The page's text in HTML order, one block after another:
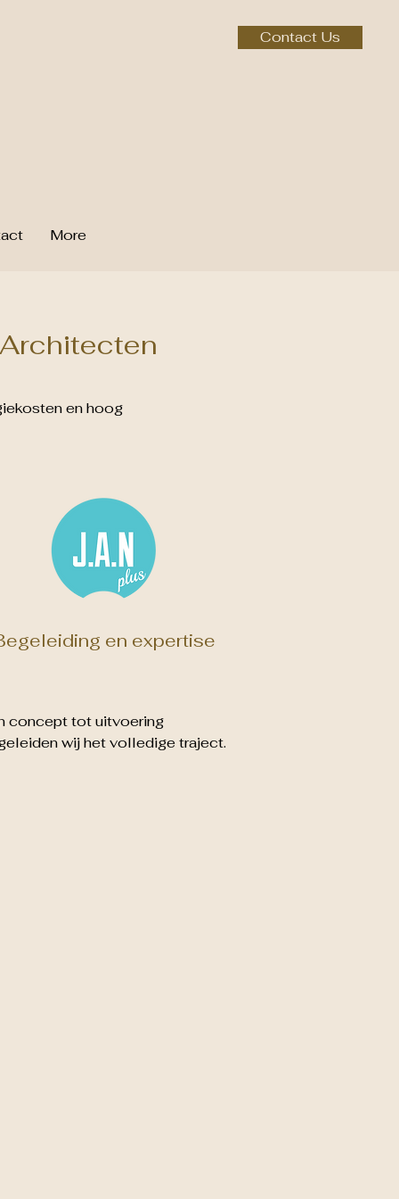
Contact Us
More
en hoog
en expertise
concept tot uitvoering
wij het volledige traject.